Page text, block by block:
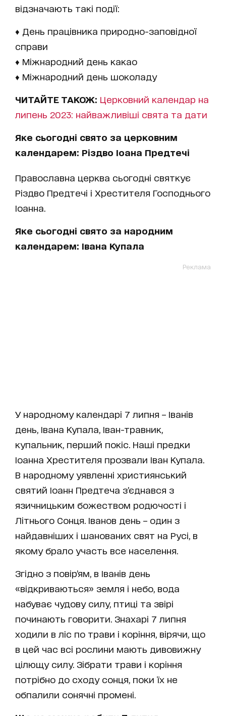
відзначають такі події:
♦ День працівника природно-заповідної
справи
♦ Міжнародний день какао
♦ Міжнародний день шоколаду
ЧИТАЙТЕ ТАКОЖ: Церковний календар на
липень 2023: найважливіші свята та дати
Яке сьогодні свято за церковним
календарем: Різдво Іоана Предтечі
Православна церква сьогодні святкує
Різдво Предтечі і Хрестителя Господнього
Іоанна.
Яке сьогодні свято за народним
календарем: Івана Купала
Реклама
У народному календарі 7 липня – Іванів
день, Івана Купала, Іван-травник,
купальник, перший покіс. Наші предки
Іоанна Хрестителя прозвали Іван Купала.
В народному уявленні християнський
святий Іоанн Предтеча з’єднався з
язичницьким божеством родючості і
Літнього Сонця. Іванов день – один з
найдавніших і шанованих свят на Русі, в
якому брало участь все населення.
Згідно з повір’ям, в Іванів день
«відкриваються» земля і небо, вода
набуває чудову силу, птиці та звірі
починають говорити. Знахарі 7 липня
ходили в ліс по трави і коріння, вірячи, що
в цей час всі рослини мають дивовижну
цілющу силу. Зібрати трави і коріння
потрібно до сходу сонця, поки їх не
обпалили сонячні промені.